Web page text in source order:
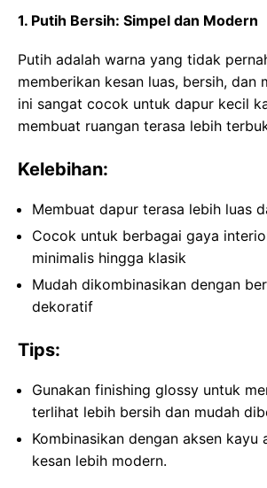
1. Putih Bersih: Simpel dan Modern
Putih adalah warna yang tidak
memberikan kesan luas, bersih, dan
ini sangat cocok untuk dapur kecil
membuat ruangan terasa lebih
Kelebihan:
Membuat dapur terasa lebih luas
Cocok untuk berbagai gaya
minimalis hingga klasik
Mudah dikombinasikan dengan
dekoratif
Tips:
Gunakan finishing glossy untuk
terlihat lebih bersih dan mudah
Kombinasikan dengan aksen kayu
kesan lebih modern.